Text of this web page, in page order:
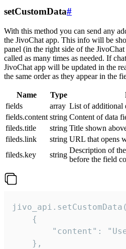
setCustomData#
With this method you can send any
the JivoChat app. This info will be
panel (in the right side of the
called as many times as needed. If
JivoChat app will be updated in the
the same order as they appear in the
Name Type
fields
array List of additional
fields.content string Content of data
fileds.title
string Title shown
fileds.link
string URL that opens
fileds.key
string
Description of
before the field
    {
"content":
    },